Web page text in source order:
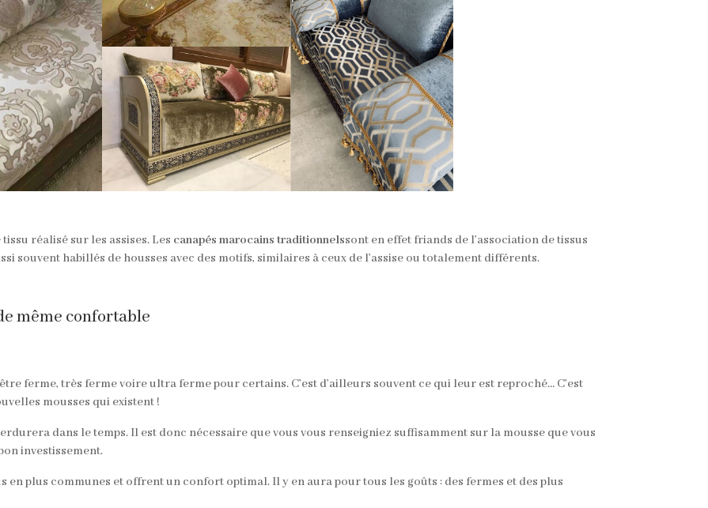
réalisé sur les assises. Les canapés marocains traditionnelssont en effet friands de l’association de tissus
souvent habillés de housses avec des motifs, similaires à ceux de l’assise ou totalement différents.
même confortable
ferme, très ferme voire ultra ferme pour certains. C’est d’ailleurs souvent ce qui leur est reproché… C’est
mousses qui existent !
dans le temps. Il est donc nécessaire que vous vous renseigniez suffisamment sur la mousse que vous
investissement.
en plus communes et offrent un confort optimal. Il y en aura pour tous les goûts : des fermes et des plus